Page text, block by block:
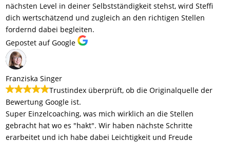
nächsten Level in deiner Selbstständigkeit stehst, wird Steffi
dich wertschätzend und zugleich an den richtigen Stellen
fordernd dabei begleiten.
Gepostet auf Google
Franziska Singer
Trustindex überprüft, ob die Originalquelle der
Bewertung Google ist.
Super Einzelcoaching, was mich wirklich an die Stellen
gebracht hat wo es "hakt". Wir haben nächste Schritte
erarbeitet und ich habe dabei Leichtigkeit und Freude